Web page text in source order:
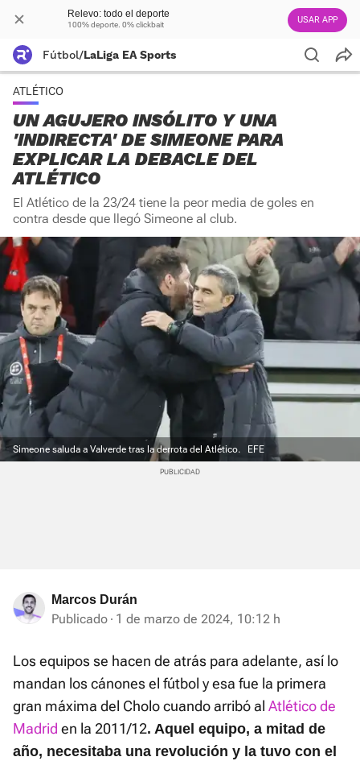
Relevo: todo el deporte
100% deporte. 0% clickbait USAR APP
Fútbol/LaLiga EA Sports
ATLÉTICO
UN AGUJERO INSÓLITO Y UNA
'INDIRECTA' DE SIMEONE PARA
EXPLICAR LA DEBACLE DEL
ATLÉTICO
El Atlético de la 23/24 tiene la peor media de goles en
contra desde que llegó Simeone al club.
Simeone saluda a Valverde tras la derrota del Atlético. EFE
Marcos Durán
Publicado 1 de marzo de 2024, 10:12 h
Los equipos se hacen de atrás para adelante, así lo
mandan los cánones el fútbol y esa fue la primera
gran máxima del Cholo cuando arribó al Atlético de
Madrid en la 2011/12. Aquel equipo, a mitad de
año, necesitaba una revolución y la tuvo con el